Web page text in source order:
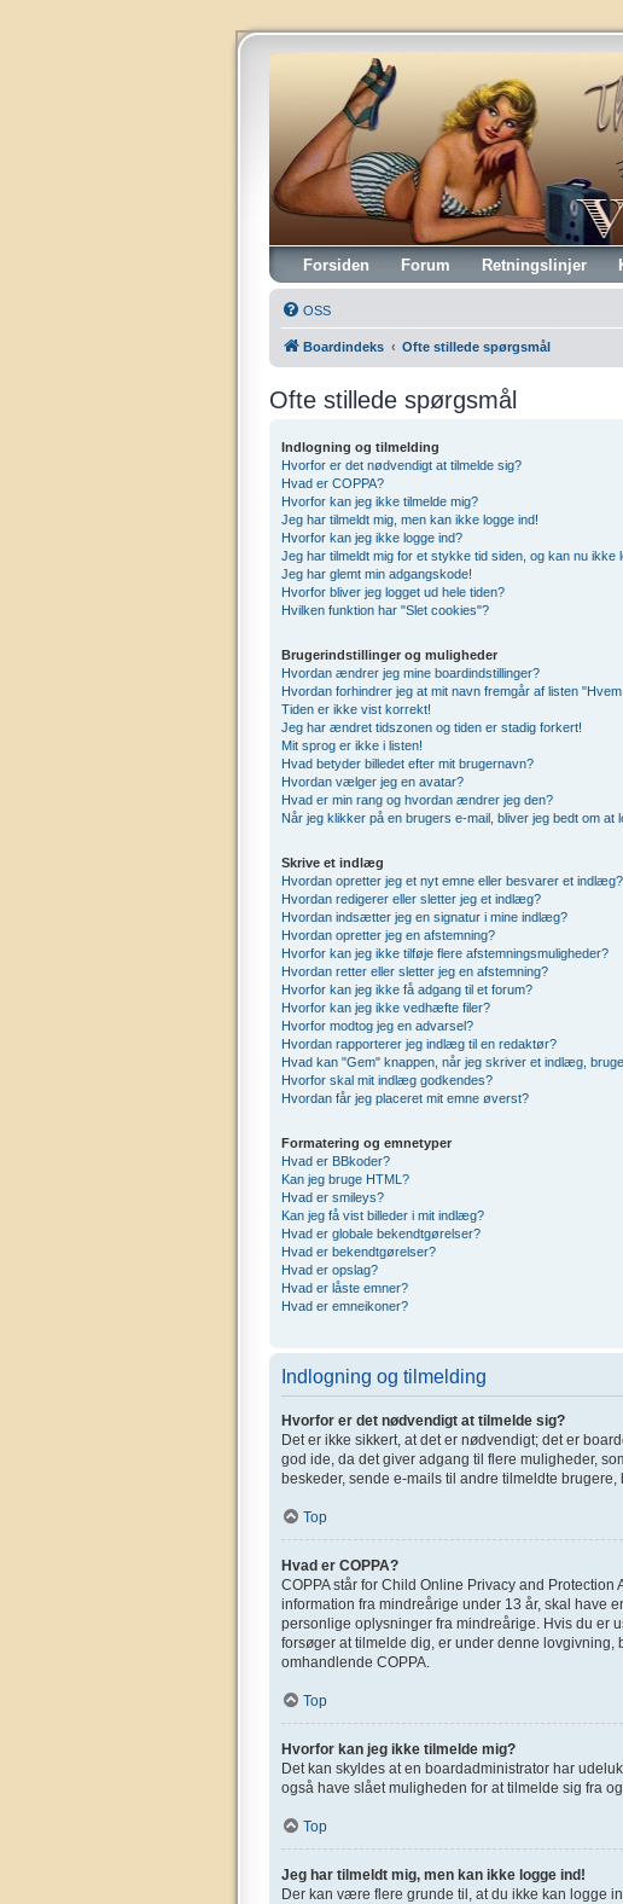
Vintagehifi.dk
Forsiden Forum Retningslinjer
OSS
Boardindeks Ofte stillede spørgsmål
Ofte stillede spørgsmål
Indlogning og tilmelding
Hvorfor er det nødvendigt at tilmelde sig?
Hvad er COPPA?
Hvorfor kan jeg ikke tilmelde mig?
Jeg har tilmeldt mig, men kan ikke logge ind!
Hvorfor kan jeg ikke logge ind?
Jeg har tilmeldt mig for et stykke tid siden, og kan nu ikke
Jeg har glemt min adgangskode!
Hvorfor bliver jeg logget ud hele tiden?
Hvilken funktion har "Slet cookies"?
Brugerindstillinger og muligheder
Hvordan ændrer jeg mine boardindstillinger?
Hvordan forhindrer jeg at mit navn fremgår af listen
Tiden er ikke vist korrekt!
Jeg har ændret tidszonen og tiden er stadig forkert!
Mit sprog er ikke i listen!
Hvad betyder billedet efter mit brugernavn?
Hvordan vælger jeg en avatar?
Hvad er min rang og hvordan ændrer jeg den?
Når jeg klikker på en brugers e-mail, bliver jeg bedt om at
Skrive et indlæg
Hvordan opretter jeg et nyt emne eller besvarer et indlæg?
Hvordan redigerer eller sletter jeg et indlæg?
Hvordan indsætter jeg en signatur i mine indlæg?
Hvordan opretter jeg en afstemning?
Hvorfor kan jeg ikke tilføje flere afstemningsmuligheder?
Hvordan retter eller sletter jeg en afstemning?
Hvorfor kan jeg ikke få adgang til et forum?
Hvorfor kan jeg ikke vedhæfte filer?
Hvorfor modtog jeg en advarsel?
Hvordan rapporterer jeg indlæg til en redaktør?
Hvad kan "Gem" knappen, når jeg skriver et indlæg,
Hvorfor skal mit indlæg godkendes?
Hvordan får jeg placeret mit emne øverst?
Formatering og emnetyper
Hvad er BBkoder?
Kan jeg bruge HTML?
Hvad er smileys?
Kan jeg få vist billeder i mit indlæg?
Hvad er globale bekendtgørelser?
Hvad er bekendtgørelser?
Hvad er opslag?
Hvad er låste emner?
Hvad er emneikoner?
Indlogning og tilmelding
Hvorfor er det nødvendigt at tilmelde sig?
Det er ikke sikkert, at det er nødvendigt; det er
god ide, da det giver adgang til flere muligheder,
beskeder, sende e-mails til andre tilmeldte
Top
Hvad er COPPA?
COPPA står for Child Online Privacy and
information fra mindreårige under 13 år, skal have
personlige oplysninger fra mindreårige. Hvis du er
forsøger at tilmelde dig, er under denne
omhandlende COPPA.
Top
Hvorfor kan jeg ikke tilmelde mig?
Det kan skyldes at en boardadministrator har
også have slået muligheden for at tilmelde sig fra
Top
Jeg har tilmeldt mig, men kan ikke logge ind!
Der kan være flere grunde til, at du ikke kan logge